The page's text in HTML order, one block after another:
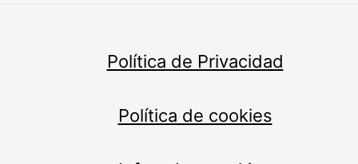
Política de Privacidad
Política de cookies